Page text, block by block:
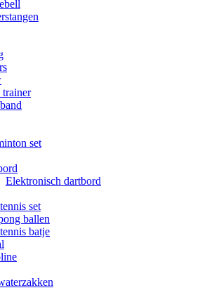
trainer
set
Elektronisch dartbord
set
ballen
batje